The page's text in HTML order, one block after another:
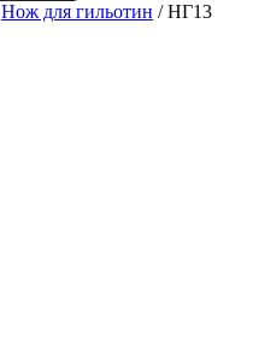
Нож для гильотин / НГ13